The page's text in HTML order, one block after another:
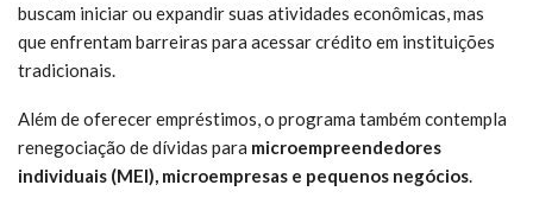
buscam iniciar ou expandir suas atividades econômicas, mas
que enfrentam barreiras para acessar crédito em instituições
tradicionais.
Além de oferecer empréstimos, o programa também contempla
renegociação de dívidas para microempreendedores
individuais (MEI), microempresas e pequenos negócios.